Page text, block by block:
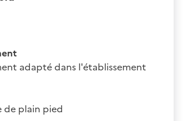
adapté dans l'établissement
de plain pied